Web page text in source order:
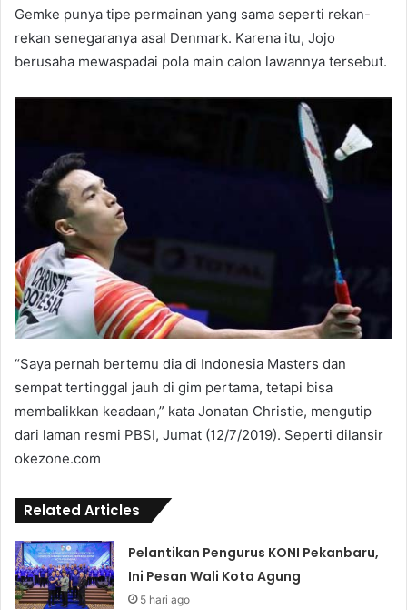
Gemke punya tipe permainan yang sama seperti rekan-
rekan senegaranya asal Denmark. Karena itu, Jojo
berusaha mewaspadai pola main calon lawannya tersebut.
“Saya pernah bertemu dia di Indonesia Masters dan
sempat tertinggal jauh di gim pertama, tetapi bisa
membalikkan keadaan,” kata Jonatan Christie, mengutip
dari laman resmi PBSI, Jumat (12/7/2019). Seperti dilansir
okezone.com
Related Articles
Pelantikan Pengurus KONI Pekanbaru,
Ini Pesan Wali Kota Agung
5 hari ago